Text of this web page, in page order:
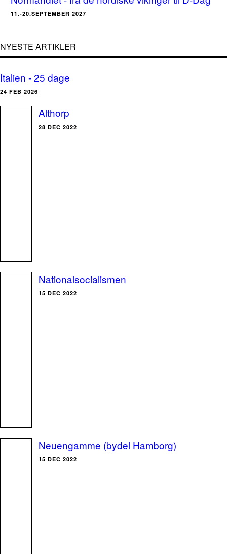
11.-20.SEPTEMBER 2027
NYESTE ARTIKLER
Italien - 25 dage
24 FEB 2026
Althorp
28 DEC 2022
Nationalsocialismen
15 DEC 2022
Neuengamme (bydel Hamborg)
15 DEC 2022